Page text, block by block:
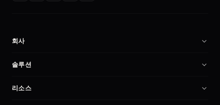
회사
회사 소개
파트너
솔루션
암호화폐 거래소 소프트웨어
리소스